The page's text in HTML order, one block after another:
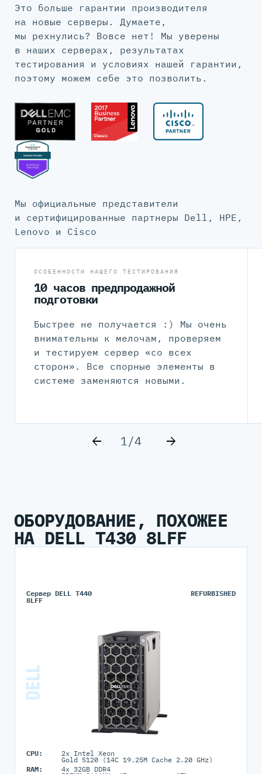
Это больше гарантии производителя
на новые серверы. Думаете,
мы рехнулись? Вовсе нет! Мы уверены
в наших серверах, результатах
тестирования и условиях нашей гарантии,
поэтому можем себе это позволить.
Мы официальные представители
и сертифицированные партнеры Dell, HPE,
Lenovo и Cisco
ОСОБЕННОСТИ НАШЕГО ТЕСТИРОВАНИЯ
10 часов предпродажной
подготовки
Быстрее не получается :) Мы очень
внимательны к мелочам, проверяем
и тестируем сервер «со всех
сторон». Все спорные элементы в
системе заменяются новыми.
1/4
ОБОРУДОВАНИЕ, ПОХОЖЕЕ
НА DELL T430 8LFF
Сервер DELL T440
8LFF
REFURBISHED
CPU: 2x Intel Xeon
Gold 5120 (14C 19.25M Cache 2.20 GHz)
RAM:
4x 32GB DDR4